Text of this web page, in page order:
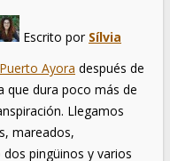
Escrito por Sílvia
Puerto Ayora después de
que dura poco más de
Llegamos
mareados,
pingüinos y varios